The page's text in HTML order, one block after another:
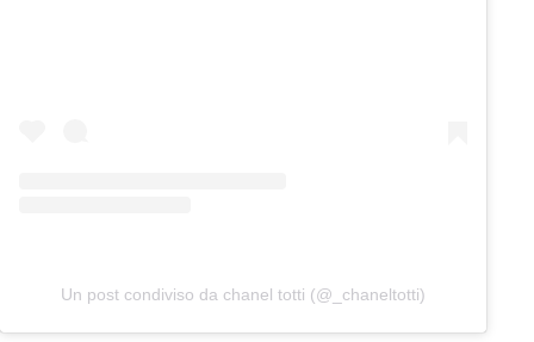
Un post condiviso da chanel totti (@_chaneltotti)